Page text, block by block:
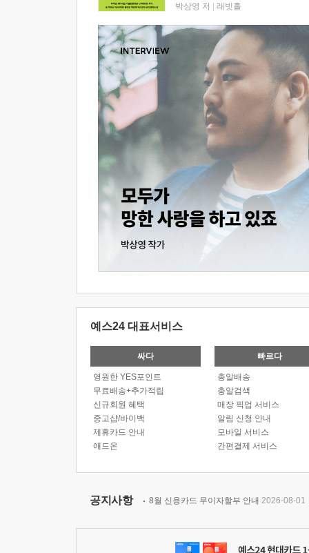
박상영 저 래빗홀
예스24 대표서비스
싸다
영원한 YES포인트
무료배송+추가적립
신규회원 혜택
중고샵/바이백
제휴카드 안내
애드온
빠르다
총알배송
총알검색
매장 픽업 서비스
알림 신청 안내
모바일 서비스
간편결제 서비스
공지사항 8월 신용카드 무이자할부 안내 2026-08-01